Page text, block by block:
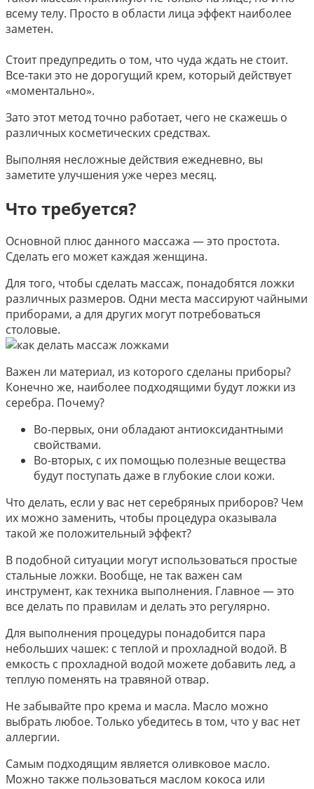
всему телу. Просто в области лица эффект наиболее
заметен.
Стоит предупредить о том, что чуда ждать не стоит.
Все-таки это не дорогущий крем, который действует
«моментально».
Зато этот метод точно работает, чего не скажешь о
различных косметических средствах.
Выполняя несложные действия ежедневно, вы
заметите улучшения уже через месяц.
Что требуется?
Основной плюс данного массажа — это простота.
Сделать его может каждая женщина.
Для того, чтобы сделать массаж, понадобятся ложки
различных размеров. Одни места массируют чайными
приборами, а для других могут потребоваться
столовые.
Важен ли материал, из которого сделаны приборы?
Конечно же, наиболее подходящими будут ложки из
серебра. Почему?
Во-первых, они обладают антиоксидантными
свойствами.
Во-вторых, с их помощью полезные вещества
будут поступать даже в глубокие слои кожи.
Что делать, если у вас нет серебряных приборов? Чем
их можно заменить, чтобы процедура оказывала
такой же положительный эффект?
В подобной ситуации могут использоваться простые
стальные ложки. Вообще, не так важен сам
инструмент, как техника выполнения. Главное — это
все делать по правилам и делать это регулярно.
Для выполнения процедуры понадобится пара
небольших чашек: с теплой и прохладной водой. В
емкость с прохладной водой можете добавить лед, а
теплую поменять на травяной отвар.
Не забывайте про крема и масла. Масло можно
выбрать любое. Только убедитесь в том, что у вас нет
аллергии.
Самым подходящим является оливковое масло.
Можно также пользоваться маслом кокоса или